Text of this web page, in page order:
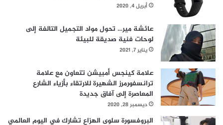
ا
ب
ع
ة
ع
ا
ل
م
ا
أبريل 4, 2020
عائشة مير… تحول مواد التجميل التالفة إلى
لوحات فنية صديقة للبيئة
يناير 7, 2021
علامة كينجس أمبيشن تتعاون مع علامة
ترانسفورمرز الشهيرة للارتقاء بأزياء الشارع
المعاصرة إلى آفاق جديدة
ديسمبر 28, 2020
البروفسورة سلوى الهزاع تشارك في اليوم العالمي